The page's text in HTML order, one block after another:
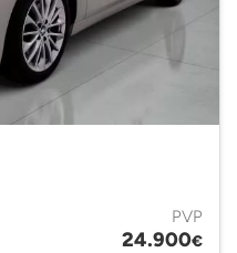
PVP
24.900€